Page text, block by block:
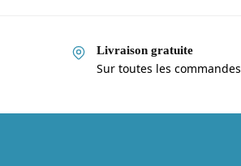
Livraison gratuite
Sur toutes les commandes